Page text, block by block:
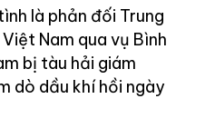
là phản đối Trung
Nam qua vụ Bình
bị tàu hải giám
dò dầu khí hồi ngày